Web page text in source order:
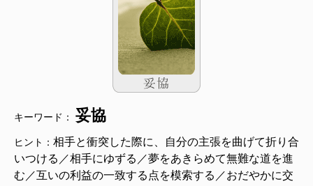
キーワード： 妥協
ヒント： 相手と衝突した際に、自分の主張を曲げて折り合
いつける／相手にゆずる／夢をあきらめて無難な道を進
む／互いの利益の一致する点を模索する／おだやかに交